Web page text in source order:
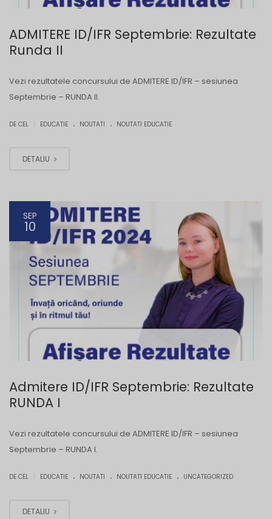
ADMITERE ID/IFR Septembrie: Rezultate
Runda II
Vezi rezultatele concursului de ADMITERE ID/IFR – sesiunea
Septembrie – RUNDA II.
DE CEL EDUCATIE . NOUTATI . NOUTATI EDUCATIE
DETALIU
SEP
10
Admitere ID/IFR Septembrie: Rezultate
RUNDA I
Vezi rezultatele concursului de ADMITERE ID/IFR – sesiunea
Septembrie – RUNDA I.
DE CEL EDUCATIE . NOUTATI . NOUTATI EDUCATIE . UNCATEGORIZED
DETALIU